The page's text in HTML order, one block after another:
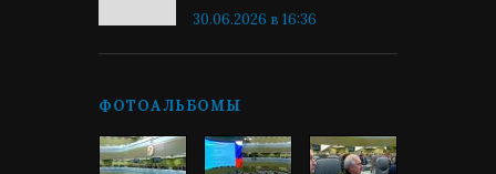
30.06.2026 в 16:36
ФОТОАЛЬБОМЫ